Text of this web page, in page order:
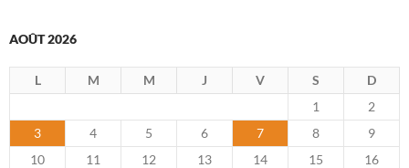
AOÛT 2026
L M M J V S
D
1
2
3
4 5 6 7 8
9
10
11 12 13 14 15
16